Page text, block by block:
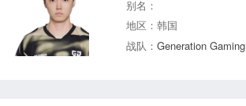
别名：
地区：韩国
战队：Generation Gaming